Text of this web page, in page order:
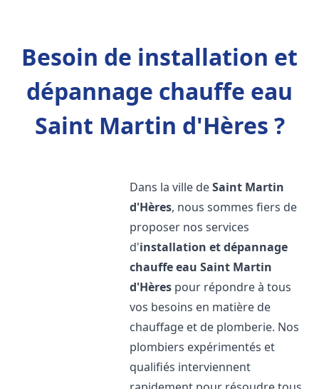
Besoin de installation et
dépannage chauffe eau
Saint Martin d'Hères ?
Dans la ville deSaint Martin
d'Hères, nous sommes fiers de
proposer nos services
d'installation et dépannage
chauffe eau Saint Martin
d'Hères pour répondre à tous
vos besoins en matière de
chauffage et de plomberie. Nos
plombiers expérimentés et
qualifiés interviennent